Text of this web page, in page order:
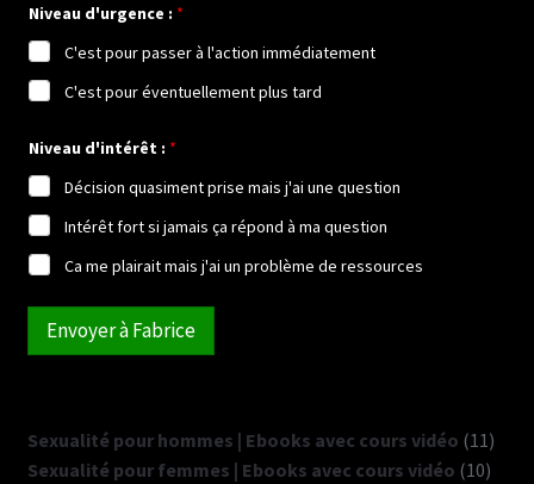
Niveau d'urgence : *
C'est pour passer à l'action immédiatement
C'est pour éventuellement plus tard
Niveau d'intérêt : *
Décision quasiment prise mais j'ai une question
Intérêt fort si jamais ça répond à ma question
Ca me plairait mais j'ai un problème de ressources
Envoyer à Fabrice
Sexualité pour hommes | Ebooks avec cours vidéo 11 11
Sexualité pour femmes | Ebooks avec cours vidéo 1010